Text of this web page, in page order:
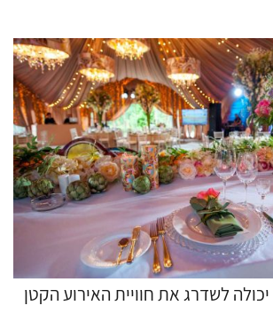
יכולה לשדרג את חוויית האירוע הקטן